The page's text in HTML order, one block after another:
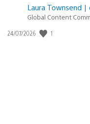
Laura Townsend |
Global Content
Fecha
24/07/2026 1